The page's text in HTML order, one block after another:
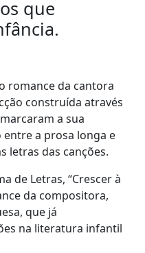
que
romance da cantora
construída através
a sua
a prosa longa e
letras das canções.
de Letras, “Crescer à
da compositora,
que já
na literatura infantil